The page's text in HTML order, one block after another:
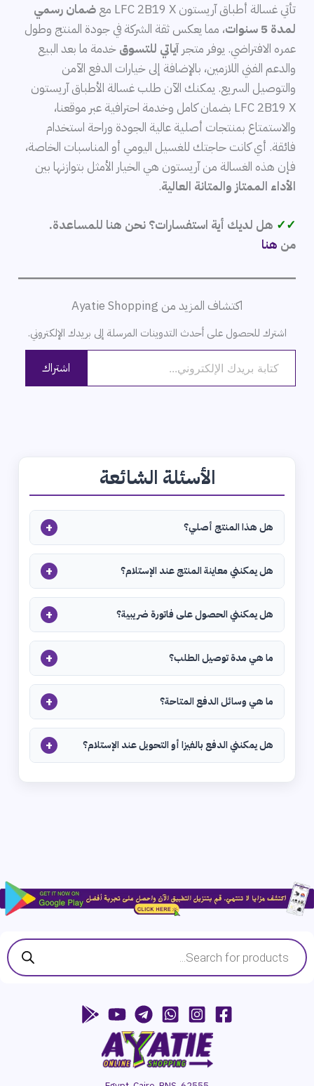
تأتي غسالة أطباق آريستون LFC 2B19 X مع
ضمان رسمي
لمدة 5 سنوات
، مما يعكس ثقة الشركة في جودة المنتج وطول
عمره الافتراضي. يوفر متجرآياتي للتسوق خدمة ما بعد البيع
والدعم الفني اللازمين، بالإضافة إلى خيارات الدفع الآمن
والتوصيل السريع. يمكنك الآن طلب غسالة الأطباق آريستون
LFC 2B19 X بضمان كامل وخدمة احترافية عبر موقعنا،
والاستمتاع بمنتجات أصلية عالية الجودة وراحة استخدام
فائقة. أي كانت حاجتك للغسيل اليومي أو المناسبات الخاصة،
فإن هذه الغسالة من آريستون هي الخيار الأمثل بتوازنها بين
الأداء الممتاز والمتانة العالية.
✓✓ هل لديك أية استفسارات؟ نحن هنا للمساعدة.
من هنا
اكتشاف المزيد من Ayatie Shopping
اشترك للحصول على أحدث التدوينات المرسلة إلى بريدك الإلكتروني.
كتابة بريدك الإلكتروني...
اشتراك
الأسئلة الشائعة
هل هذا المنتج أصلي؟ +
هل يمكنني معاينة المنتج عند الإستلام؟ +
هل يمكنني الحصول على فاتورة ضريبية؟ +
ما هي مدة توصيل الطلب؟ +
ما هي وسائل الدفع المتاحة؟ +
هل يمكنني الدفع بالفيزا أو التحويل عند الإستلام؟ +
Products
search